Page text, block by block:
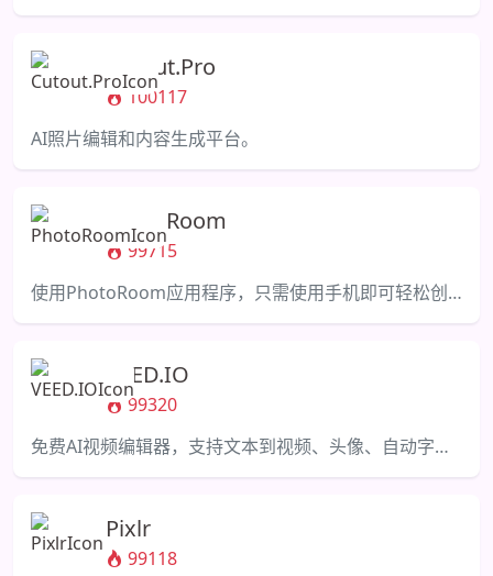
Cutout.Pro
100117
AI照片编辑和内容生成平台。
PhotoRoom
99715
使用PhotoRoom应用程序，只需使用手机即可轻松创建专业的产品和肖像图片。
VEED.IO
99320
免费AI视频编辑器，支持文本到视频、头像、自动字幕、语音翻译。
Pixlr
99118